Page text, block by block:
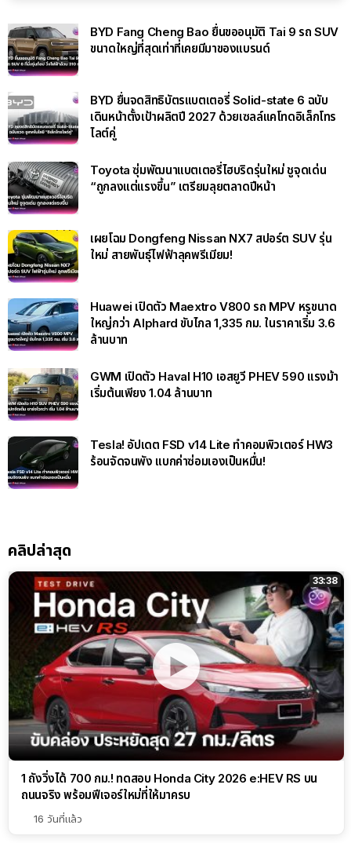
BYD Fang Cheng Bao ยื่นขออนุมัติ Tai 9 รถ SUV
ขนาดใหญ่ที่สุดเท่าที่เคยมีมาของแบรนด์
BYD ยื่นจดสิทธิบัตรแบตเตอรี่ Solid-state 6 ฉบับ
เดินหน้าตั้งเป้าผลิตปี 2027 ด้วยเซลล์แคโทดอิเล็กโทร
ไลต์คู่
Toyota ซุ่มพัฒนาแบตเตอรี่ไฮบริดรุ่นใหม่ ชูจุดเด่น
“ถูกลงแต่แรงขึ้น” เตรียมลุยตลาดปีหน้า
เผยโฉม Dongfeng Nissan NX7 สปอร์ต SUV รุ่น
ใหม่ สายพันธุ์ไฟฟ้าลุคพรีเมียม!
Huawei เปิดตัว Maextro V800 รถ MPV หรูขนาด
ใหญ่กว่า Alphard ขับไกล 1,335 กม. ในราคาเริ่ม 3.6
ล้านบาท
GWM เปิดตัว Haval H10 เอสยูวี PHEV 590 แรงม้า
เริ่มต้นเพียง 1.04 ล้านบาท
Tesla! อัปเดต FSD v14 Lite ทำคอมพิวเตอร์ HW3
ร้อนจัดจนพัง แบกค่าซ่อมเองเป็นหมื่น!
คลิปล่าสุด
33:38
1 ถังวิ่งได้ 700 กม.! ทดสอบ Honda City 2026 e:HEV RS บน
ถนนจริง พร้อมฟีเจอร์ใหม่ที่ให้มาครบ
16 วันที่แล้ว